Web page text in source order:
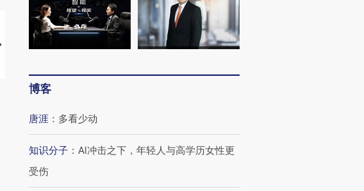
【推广】走进第四届链博
【商旅对话】华住集团
博客
唐涯 ： 多看少动
知识分子 ： AI冲击之下，年轻人与高学历女性更
受伤